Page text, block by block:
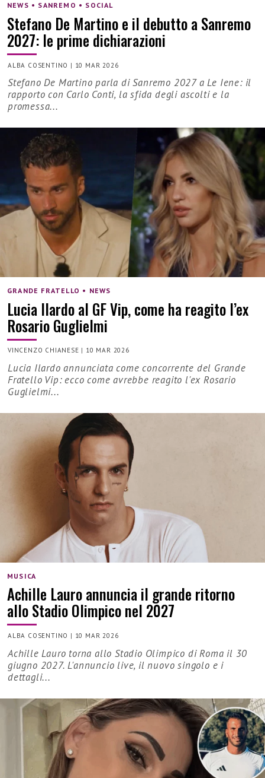
NEWS • SANREMO • SOCIAL
Stefano De Martino e il debutto a Sanremo
2027: le prime dichiarazioni
ALBA COSENTINO | 10 MAR 2026
Stefano De Martino parla di Sanremo 2027 a Le Iene: il
rapporto con Carlo Conti, la sfida degli ascolti e la
promessa...
GRANDE FRATELLO • NEWS
Lucia Ilardo al GF Vip, come ha reagito l’ex
Rosario Guglielmi
VINCENZO CHIANESE | 10 MAR 2026
Lucia Ilardo annunciata come concorrente del Grande
Fratello Vip: ecco come avrebbe reagito l'ex Rosario
Guglielmi...
MUSICA
Achille Lauro annuncia il grande ritorno
allo Stadio Olimpico nel 2027
ALBA COSENTINO | 10 MAR 2026
Achille Lauro torna allo Stadio Olimpico di Roma il 30
giugno 2027. L'annuncio live, il nuovo singolo e i
dettagli...